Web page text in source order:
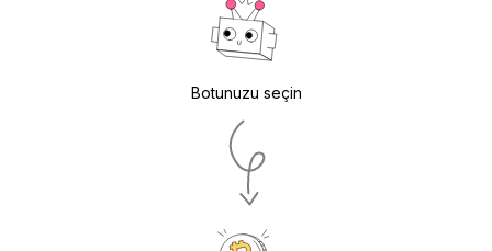
Botunuzu seçin